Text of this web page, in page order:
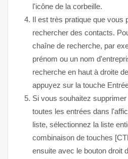
l'icône de la corbeille.
Il est très pratique que vous
rechercher des contacts.
chaîne de recherche, par
prénom ou un nom
recherche en haut à droite
appuyez sur la touche
Si vous souhaitez
toutes les entrées dans
liste, sélectionnez la liste
combinaison de touches
ensuite avec le bouton droit